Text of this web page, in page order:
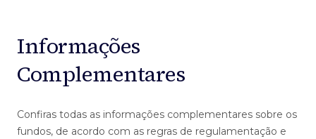
Informações
Complementares
Confiras todas as informações complementares sobre os
fundos, de acordo com as regras de regulamentação e